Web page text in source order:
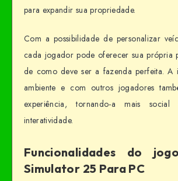
para expandir sua propriedade.
Com a possibilidade de personalizar
cada jogador pode oferecer sua própria
de como deve ser a fazenda perfeita. A
ambiente e com outros jogadores
experiência, tornando-a mais
interatividade.
Funcionalidades do
Simulator 25 Para PC